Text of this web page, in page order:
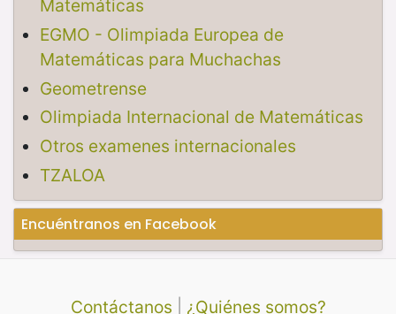
Matemáticas
EGMO - Olimpiada Europea de
Matemáticas para Muchachas
Geometrense
Olimpiada Internacional de Matemáticas
Otros examenes internacionales
TZALOA
Encuéntranos en Facebook
Contáctanos ¿Quiénes somos?